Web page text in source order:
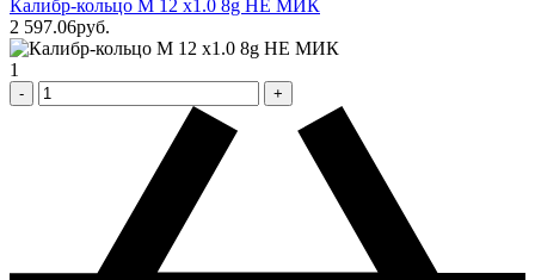
Калибр-кольцо М 12 х1.0 8g НЕ МИК
2 597.06pуб.
1